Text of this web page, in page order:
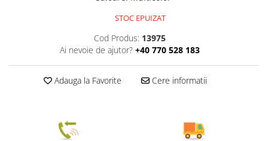
STOC EPUIZAT
Cod Produs: 13975
Ai nevoie de ajutor? +40 770 528 183
Adauga la Favorite Cere informatii